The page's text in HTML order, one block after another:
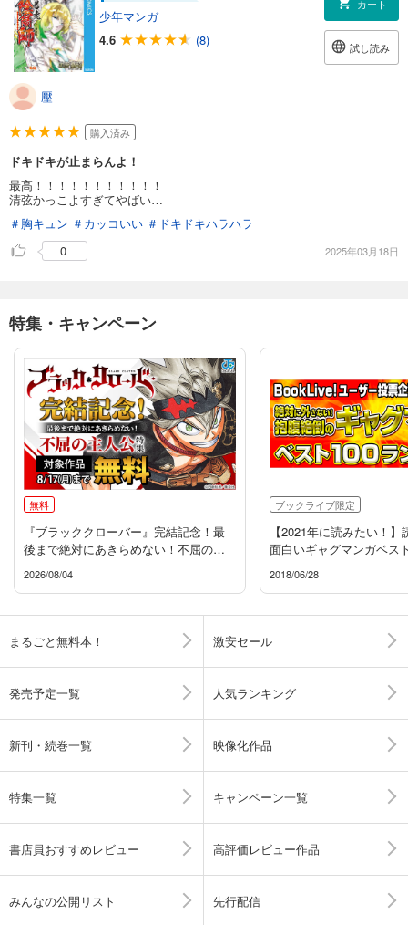
少年マンガ
4.6
(8)
カート
試し読み
壓
購入済み
ドキドキが止まらんよ！
最高！！！！！！！！！！！
清弦かっこよすぎてやばい…
＃胸キュン ＃カッコいい ＃ドキドキハラハラ
0
2025年03月18日
特集・キャンペーン
無料
『ブラッククローバー』完結記念！最
後まで絶対にあきらめない！不屈の主
2026/08/04
ブックライブ限定
【2021年に読みたい！
面白いギャグマンガベス
2018/06/28
まるごと無料本！ 激安セール
発売予定一覧 人気ランキング
新刊・続巻一覧 映像化作品
特集一覧 キャンペーン一覧
書店員おすすめレビュー 高評価レビュー作品
みんなの公開リスト 先行配信